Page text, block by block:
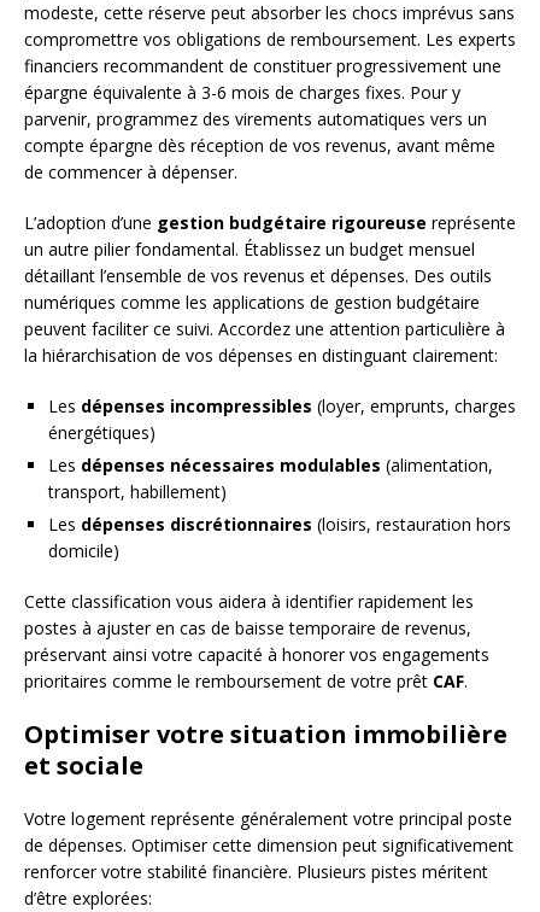
modeste, cette réserve peut absorber les chocs imprévus sans
compromettre vos obligations de remboursement. Les experts
financiers recommandent de constituer progressivement une
épargne équivalente à 3-6 mois de charges fixes. Pour y
parvenir, programmez des virements automatiques vers un
compte épargne dès réception de vos revenus, avant même
de commencer à dépenser.
L’adoption d’une gestion budgétaire rigoureuse représente
un autre pilier fondamental. Établissez un budget mensuel
détaillant l’ensemble de vos revenus et dépenses. Des outils
numériques comme les applications de gestion budgétaire
peuvent faciliter ce suivi. Accordez une attention particulière à
la hiérarchisation de vos dépenses en distinguant clairement:
Les dépenses incompressibles (loyer, emprunts, charges
énergétiques)
Les dépenses nécessaires modulables (alimentation,
transport, habillement)
Les dépenses discrétionnaires (loisirs, restauration hors
domicile)
Cette classification vous aidera à identifier rapidement les
postes à ajuster en cas de baisse temporaire de revenus,
préservant ainsi votre capacité à honorer vos engagements
prioritaires comme le remboursement de votre prêt CAF.
Optimiser votre situation immobilière
et sociale
Votre logement représente généralement votre principal poste
de dépenses. Optimiser cette dimension peut significativement
renforcer votre stabilité financière. Plusieurs pistes méritent
d’être explorées: